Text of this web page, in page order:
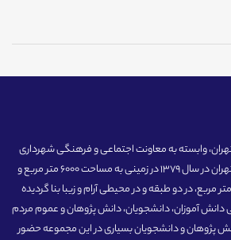
وابسته به معاونت اجتماعی و فرهنگی شهرداری
منطقه یک تهران، در شمال تهران در سال 1379 در زمینی به مساحت 6000 متر مربع و
ساختمانی با زیر بنای 3000 متر مربع، در دو طبقه و در محیطی آرام و زیبا بنا گردیده
دانش آموزان، دانشجویان، دانش پژوهان و عموم مردم
پژوهان و دانشجویان بسیاری در این مجموعه حضور